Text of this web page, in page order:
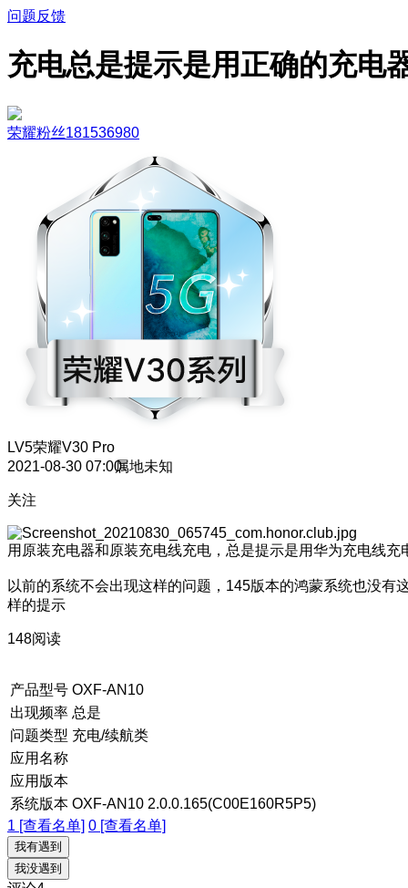
问题反馈
充电总是提示是用正确的充电
荣耀粉丝181536980
LV5荣耀V30 Pro
2021-08-30 07:00属地未知
关注
用原装充电器和原装充电线充电，总是提示是用华为充电线充
以前的系统不会出现这样的问题，145版本的鸿蒙系统也没有
样的提示
148阅读
产品型号 OXF-AN10
出现频率 总是
问题类型 充电/续航类
应用名称
应用版本
系统版本 OXF-AN10 2.0.0.165(C00E160R5P5)
1 [查看名单] 0 [查看名单]
我有遇到
我没遇到